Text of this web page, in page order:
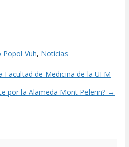
Popol Vuh, Noticias
Facultad de Medicina de la UFM
por la Alameda Mont Pelerin? →